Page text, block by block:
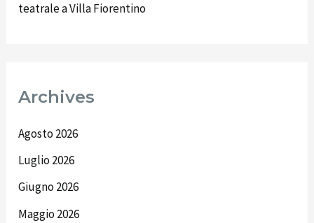
teatrale a Villa Fiorentino
Archives
Agosto 2026
Luglio 2026
Giugno 2026
Maggio 2026